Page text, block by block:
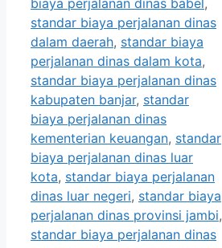
biaya perjalanan dinas babel,
standar biaya perjalanan dinas
dalam daerah, standar biaya
perjalanan dinas dalam kota,
standar biaya perjalanan dinas
kabupaten banjar, standar
biaya perjalanan dinas
kementerian keuangan, standar
biaya perjalanan dinas luar
kota, standar biaya perjalanan
dinas luar negeri, standar biaya
perjalanan dinas provinsi jambi,
standar biaya perjalanan dinas